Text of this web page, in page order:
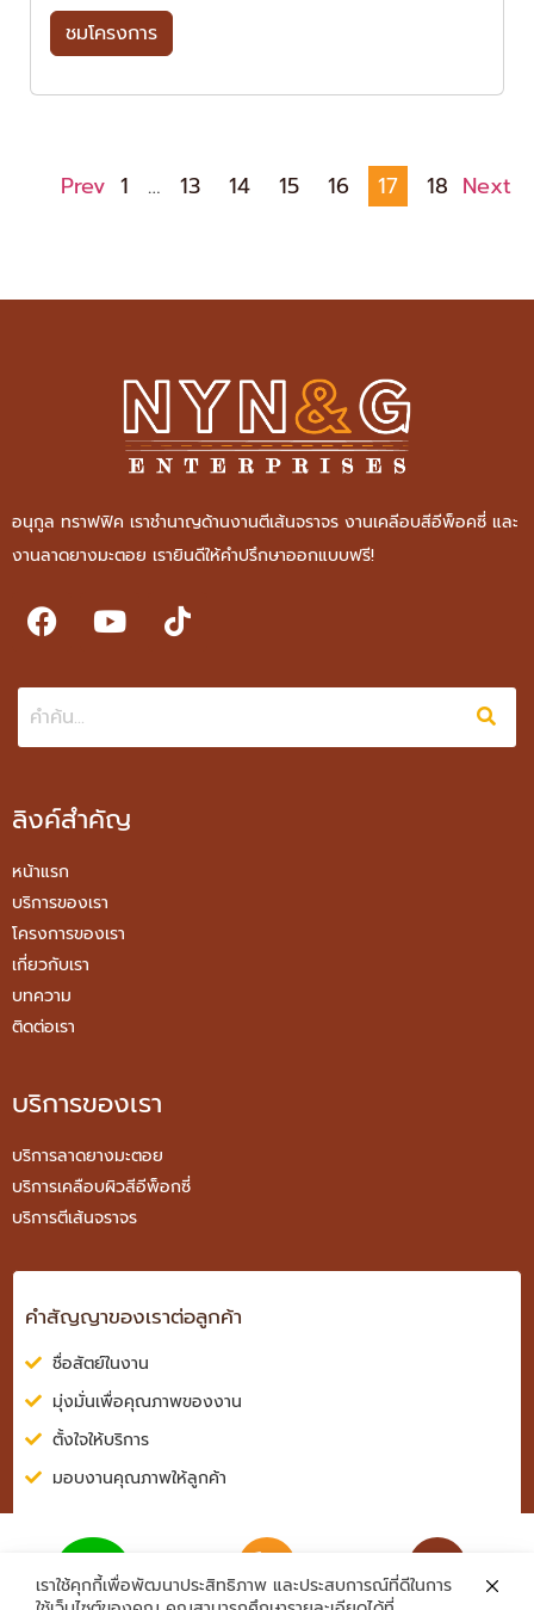
ชมโครงการ
Prev 1 … 13 14 15 16 17 18 Next
อนุกูล ทราฟฟิค เราชำนาญด้านงานตีเส้นจราจร งานเคลีอบสีอีพ็อคซี่ และ
งานลาดยางมะตอย เรายินดีให้คำปรึกษาออกแบบฟรี!
ลิงค์สำคัญ
หน้าแรก
บริการของเรา
โครงการของเรา
เกี่ยวกับเรา
บทความ
ติดต่อเรา
บริการของเรา
บริการลาดยางมะตอย
บริการเคลือบผิวสีอีพ็อกซี่
บริการตีเส้นจราจร
คำสัญญาของเราต่อลูกค้า
ชื่อสัตย์ในงาน
มุ่งมั่นเพื่อคุณภาพของงาน
ตั้งใจให้บริการ
มอบงานคุณภาพให้ลูกค้า
เราใช้คุกกี้เพื่อพัฒนาประสิทธิภาพ และประสบการณ์ที่ดีในการ